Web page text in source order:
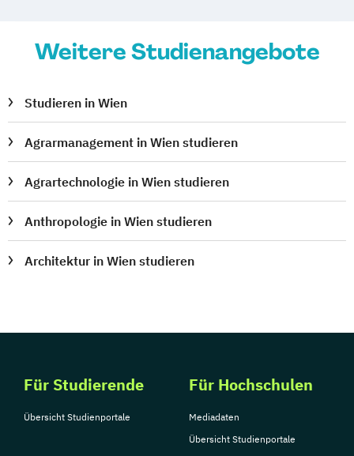
Physik Physik (Lehramt)
Polnisch (Lehramt)
Psychologie und Philosophie (Lehramt)
Publizistik- und
Publizistik- und
Kommunikationswissenschaft
Raumforschung und Raumordnung
Rechtswissenschaften
Religionspädagogik
Russisch (Lehramt)
Skandinavistik
Slawistik
Slawistik
Slowenisch (Lehramt)
Soziologie
Sportwissenschaft
Weitere Studienangebote
Studieren in Wien
Agrarmanagement in Wien studieren
Agrartechnologie in Wien studieren
Anthropologie in Wien studieren
Architektur in Wien studieren
Für Studierende
Übersicht Studienportale
Für Hochschulen
Mediadaten
Übersicht Studienportale